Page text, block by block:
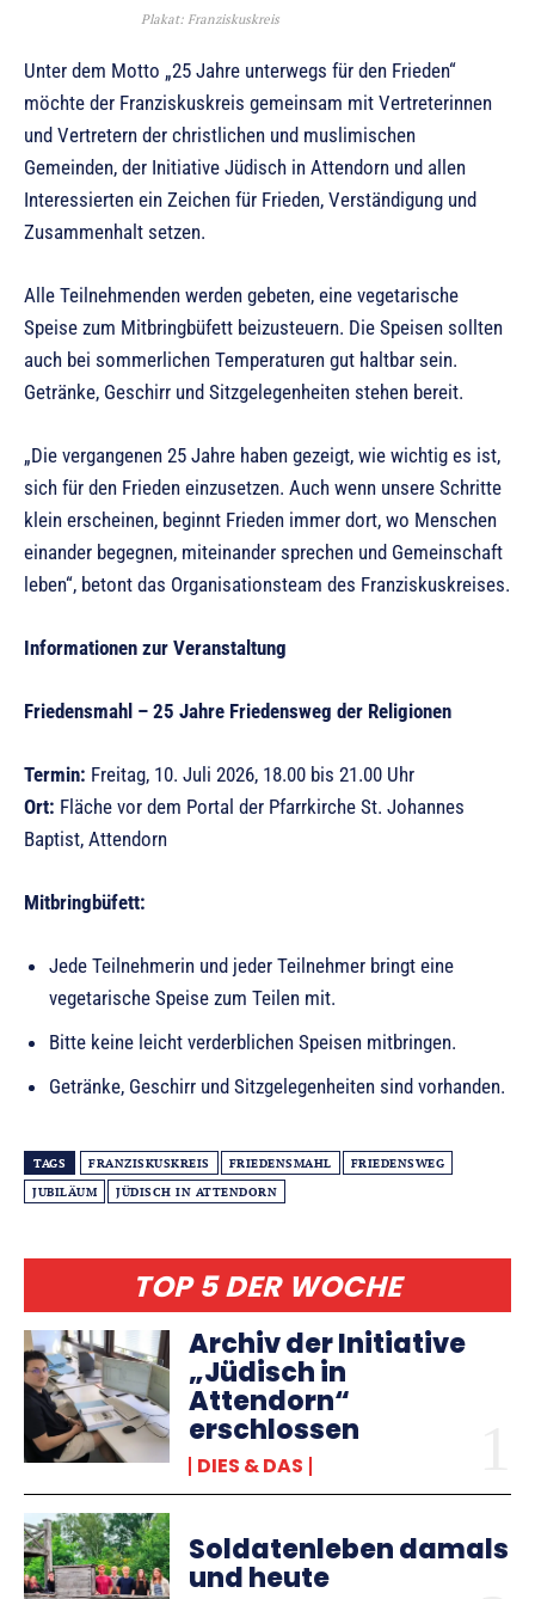
TOP 5 DER WOCHE
Archiv der Initiative
„Jüdisch in
Attendorn“
erschlossen
DIES & DAS
Soldatenleben damals
und heute
Plakat: Franziskuskreis
Unter dem Motto „25 Jahre unterwegs für den Frieden“
möchte der Franziskuskreis gemeinsam mit Vertreterinnen
und Vertretern der christlichen und muslimischen
Gemeinden, der Initiative Jüdisch in Attendorn und allen
Interessierten ein Zeichen für Frieden, Verständigung und
Zusammenhalt setzen.
Alle Teilnehmenden werden gebeten, eine vegetarische
Speise zum Mitbringbüfett beizusteuern. Die Speisen sollten
auch bei sommerlichen Temperaturen gut haltbar sein.
Getränke, Geschirr und Sitzgelegenheiten stehen bereit.
„Die vergangenen 25 Jahre haben gezeigt, wie wichtig es ist,
sich für den Frieden einzusetzen. Auch wenn unsere Schritte
klein erscheinen, beginnt Frieden immer dort, wo Menschen
einander begegnen, miteinander sprechen und Gemeinschaft
leben“, betont das Organisationsteam des Franziskuskreises.
Informationen zur Veranstaltung
Friedensmahl – 25 Jahre Friedensweg der Religionen
Termin: Freitag, 10. Juli 2026, 18.00 bis 21.00 Uhr
Ort: Fläche vor dem Portal der Pfarrkirche St. Johannes
Baptist, Attendorn
Mitbringbüfett:
Jede Teilnehmerin und jeder Teilnehmer bringt eine
vegetarische Speise zum Teilen mit.
Bitte keine leicht verderblichen Speisen mitbringen.
Getränke, Geschirr und Sitzgelegenheiten sind vorhanden.
TAGS FRANZISKUSKREIS FRIEDENSMAHL
FRIEDENSWEG
JUBILÄUM
JÜDISCH IN ATTENDORN